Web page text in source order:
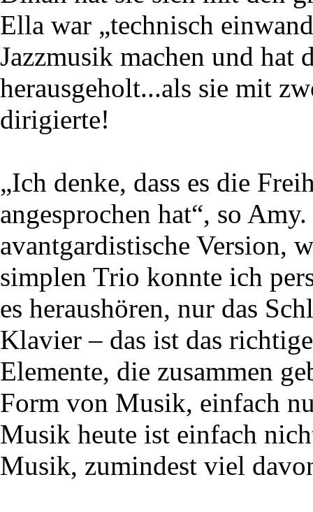
Ella war „technisch
Jazzmusik machen und hat
herausgeholt...als sie mit
dirigierte!
„Ich denke, dass es die
angesprochen hat“, so
avantgardistische Version,
simplen Trio konnte ich
es heraushören, nur das
Klavier – das ist das
Elemente, die zusammen
Form von Musik, einfach
Musik heute ist einfach
Musik, zumindest viel